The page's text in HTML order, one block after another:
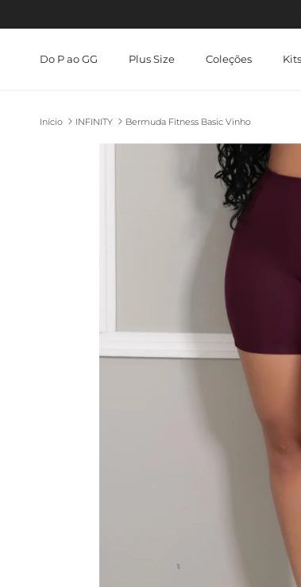
Do P ao GG Plus Size Coleções
Início INFINITY Bermuda Fitness Basic Vinho
Pular para as informações do